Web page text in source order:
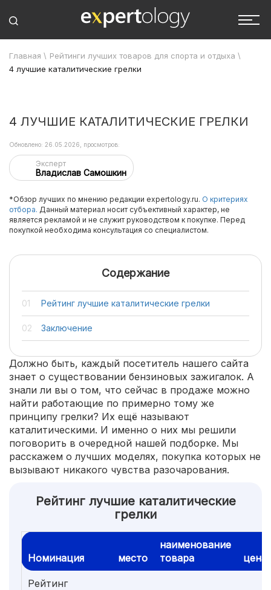
Главная \ Рейтинги лучших товаров для спорта и отдыха \
4 лучшие каталитические грелки
4 ЛУЧШИЕ КАТАЛИТИЧЕСКИЕ ГРЕЛКИ
Эксперт
Владислав Самошкин
Обновлено: 26.05.2026, просмотров:
*Обзор лучших по мнению редакции expertology.ru. О критериях
отбора. Данный материал носит субъективный характер, не
является рекламой и не служит руководством к покупке. Перед
покупкой необходима консультация со специалистом.
Содержание
Рейтинг лучшие каталитические грелки
Заключение
Должно быть, каждый посетитель нашего сайта
знает о существовании бензиновых зажигалок. А
знали ли вы о том, что сейчас в продаже можно
найти работающие по примерно тому же
принципу грелки? Их ещё называют
каталитическими. И именно о них мы решили
поговорить в очередной нашей подборке. Мы
расскажем о лучших моделях, покупка которых не
вызывают никакого чувства разочарования.
Рейтинг лучшие каталитические
грелки
Номинация место
наименование
товара
цена
Рейтинг